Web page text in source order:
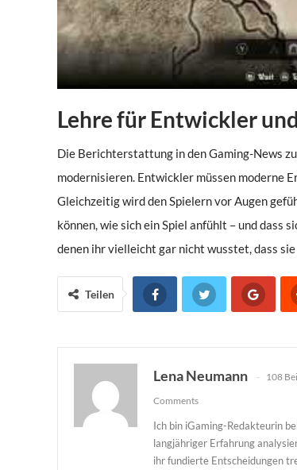
Lehre für Entwickler
Die Berichterstattung in den Gaming-News
modernisieren. Entwickler müssen moderne
Gleichzeitig wird den Spielern vor Augen
können, wie sich ein Spiel anfühlt – und dass
denen ihr vielleicht gar nicht wusstet, dass
Teilen
Lena Neumann 108
Comments
Ich bin iGaming-Redakteurin
langjähriger Erfahrung
ihr fundierte Entscheidungen